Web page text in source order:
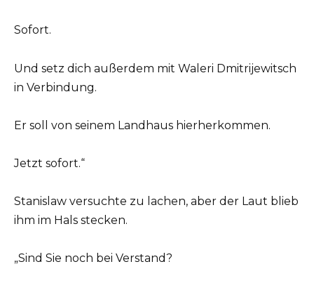
Sofort.
Und setz dich außerdem mit Waleri Dmitrijewitsch
in Verbindung.
Er soll von seinem Landhaus hierherkommen.
Jetzt sofort.“
Stanislaw versuchte zu lachen, aber der Laut blieb
ihm im Hals stecken.
„Sind Sie noch bei Verstand?